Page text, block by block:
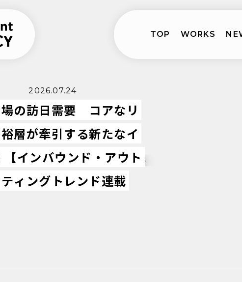
TOP WORKS
2026.07.24
の訪日需要 コアなリ
層が牽引する新たなイ
インバウンド・アウト
ィングトレンド連載